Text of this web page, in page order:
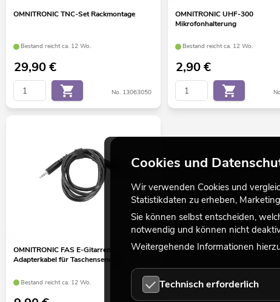
OMNITRONIC TNC-Set Rackmontage
Bestand reicht ca. 12 Wo.
29,90€
No. 13063050
OMNITRONIC UHF-300
Mikrofonhalterung
Bestand reicht ca. 12 Wo.
2,90€
OMNITRONIC FAS E-Gitarren-
Adapterkabel für Taschensender
Bestand reicht ca. 12 Wo.
Cookies und
Wir verwenden Cookies und
Statistikdaten zu erheben,
Sie können selbst entscheiden,
notwendig und können nicht
Weitergehende Informationen
Technisch erforderlich